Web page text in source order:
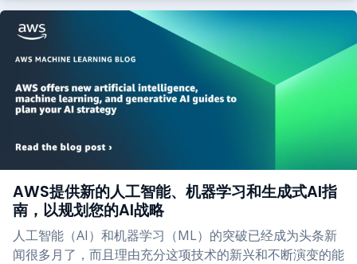
AWS提供新的人工智能、机器学习和生成式AI指
南，以规划您的AI战略
人工智能（AI）和机器学习（ML）的突破已经成为头条新
闻很多月了，而且理由充分这项技术的新兴和不断演变的能